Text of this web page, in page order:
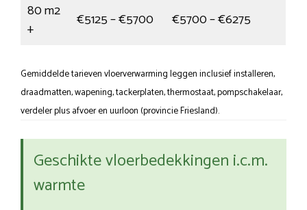
80 m2
+
€5125 – €5700 €5700 – €6275
Gemiddelde tarieven vloerverwarming leggen inclusief installeren,
draadmatten, wapening, tackerplaten, thermostaat, pompschakelaar,
verdeler plus afvoer en uurloon (provincie Friesland).
Geschikte vloerbedekkingen i.c.m.
warmte